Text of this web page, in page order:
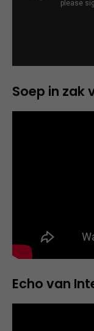
Soep in zak
Echo van